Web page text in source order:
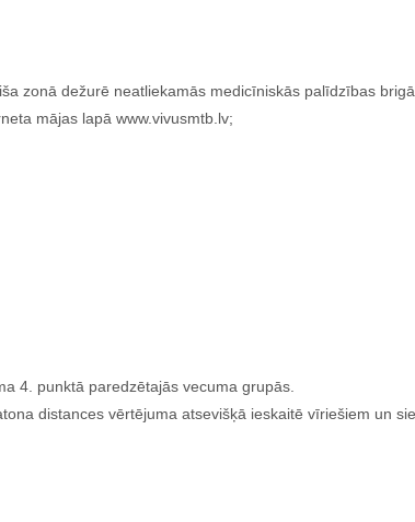
zonā dežurē neatliekamās medicīniskās palīdzības
mājas lapā www.vivusmtb.lv;
4. punktā paredzētajās vecuma grupās.
distances vērtējuma atsevišķā ieskaitē vīriešiem un